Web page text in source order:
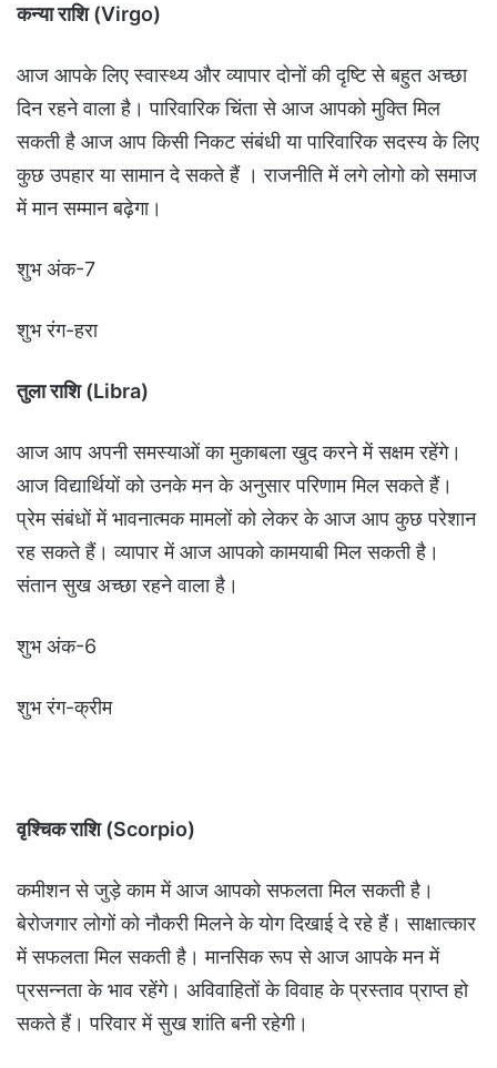
कन्या राशि (Virgo)
आज आपके लिए स्वास्थ्य और व्यापार दोनों की दृष्टि से बहुत अच्छा
दिन रहने वाला है। पारिवारिक चिंता से आज आपको मुक्ति मिल
सकती है आज आप किसी निकट संबंधी या पारिवारिक सदस्य के लिए
कुछ उपहार या सामान दे सकते हैं । राजनीति में लगे लोगो को समाज
में मान सम्मान बढ़ेगा।
शुभ अंक-7
शुभ रंग-हरा
तुला राशि (Libra)
आज आप अपनी समस्याओं का मुकाबला खुद करने में सक्षम रहेंगे।
आज विद्यार्थियों को उनके मन के अनुसार परिणाम मिल सकते हैं।
प्रेम संबंधों में भावनात्मक मामलों को लेकर के आज आप कुछ परेशान
रह सकते हैं। व्यापार में आज आपको कामयाबी मिल सकती है।
संतान सुख अच्छा रहने वाला है।
शुभ अंक-6
शुभ रंग-क्रीम
वृश्चिक राशि (Scorpio)
कमीशन से जुड़े काम में आज आपको सफलता मिल सकती है।
बेरोजगार लोगों को नौकरी मिलने के योग दिखाई दे रहे हैं। साक्षात्कार
में सफलता मिल सकती है। मानसिक रूप से आज आपके मन में
प्रसन्नता के भाव रहेंगे। अविवाहितों के विवाह के प्रस्ताव प्राप्त हो
सकते हैं। परिवार में सुख शांति बनी रहेगी।